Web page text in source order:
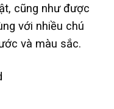
cũng như được
với nhiều chú
và màu sắc.